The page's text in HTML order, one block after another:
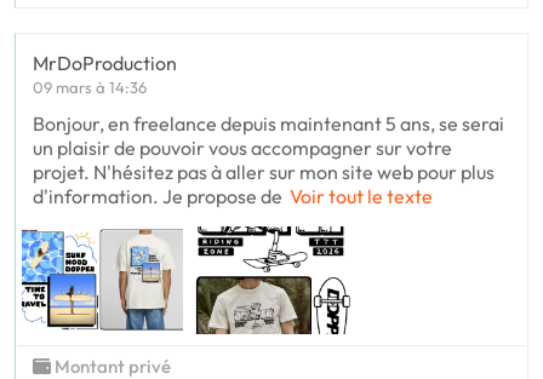
MrDoProduction
09 mars à 14:36
Bonjour, en freelance depuis maintenant 5 ans, se serai
un plaisir de pouvoir vous accompagner sur votre
projet. N'hésitez pas à aller sur mon site web pour plus
d'information. Je propose de Voir tout le texte
Montant privé